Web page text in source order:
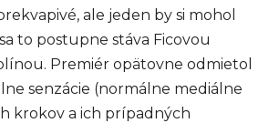
ale jeden by si mohol
to postupne stáva Ficovou
Premiér opätovne odmietol
senzácie (normálne mediálne
krokov a ich prípadných